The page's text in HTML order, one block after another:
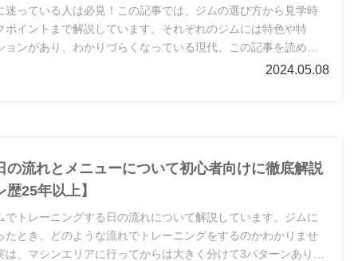
迷っている人は必見！この記事では、ジムの選び方から見学時
ポイントまで解説しています。それぞれのジムには特色や特
ョンがあり、わかりづらくなっている現代。この記事を読めば
イントがわかるので、選びやすくなります。
2024.05.08
の流れとメニューについて初心者向けに徹底解説
歴25年以上】
でトレーニングする日の流れについて解説しています。ジムに
たとき、どのような流れでトレーニングをするのかわかりませ
は、マシンエリアに行ってからは大きく分けて3パターンありま